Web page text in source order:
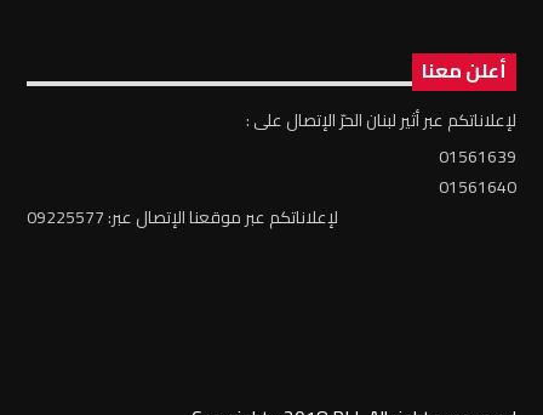
أعلن معنا
لإعلاناتكم عبر أثير لبنان الحرّ الإتصال على :
01561639
01561640
لإعلاناتكم عبر موقعنا الإتصال عبر: 09225577